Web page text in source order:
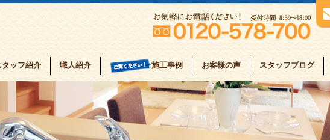
タッフ紹介 職人紹介 施工事例 お客様の声 スタッフブログ